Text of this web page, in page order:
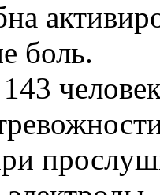
боль.